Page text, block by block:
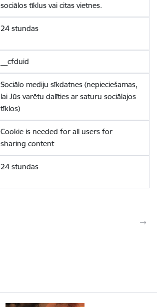
sociālos tīklus vai citas vietnes.
24 stundas
__cfduid
Sociālo mediju sīkdatnes (nepieciešamas,
lai Jūs varētu dalīties ar saturu sociālajos
tīklos)
Cookie is needed for all users for
sharing content
24 stundas